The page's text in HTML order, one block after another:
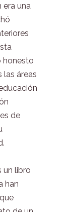
era una
honesto
las áreas
de
un libro
han